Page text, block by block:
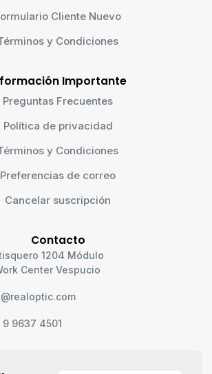
Cliente Nuevo
y Condiciones
Importante
Preguntas Frecuentes
Política de privacidad
y Condiciones
Preferencias de correo
Cancelar suscripción
Contacto
1204 Módulo
Center Vespucio
9 9637 4501